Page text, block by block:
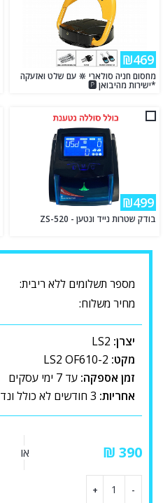
₪469
מחסום חניה סולארי 🔆 עם שלט ואזעקה
*ישירות מהיבואן 🅿️
₪499
בודק שטרות נייד ונטען - ZS-520
מספר תשלומים ללא ריבית:
מחיר משלוח:
יצרן: LS2
מקט: LS2 OF610-2
זמן אספקה: עד 7 ימי עסקים
אחריות: 3 חודשים לא כולל ונדליזם
₪ או